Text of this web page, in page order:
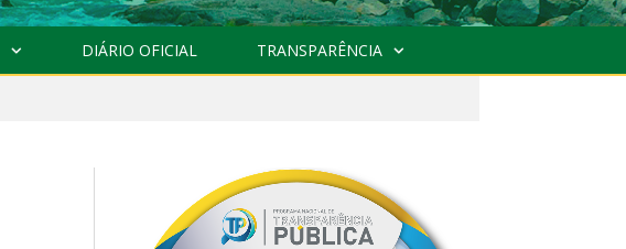
DIÁRIO OFICIAL TRANSPARÊNCIA